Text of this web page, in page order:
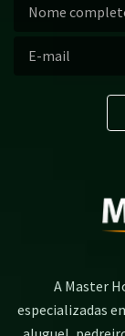
A Master
especializadas